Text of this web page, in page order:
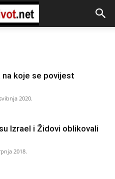
na koje se povijest
2020.
Izrael i Židovi oblikovali
2018.